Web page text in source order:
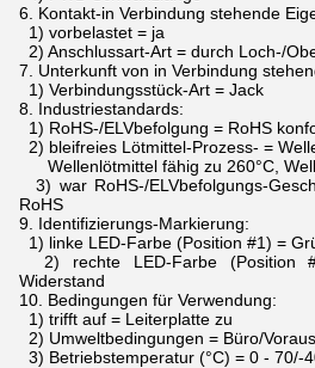
6. Kontakt-in Verbindung stehende
1) vorbelastet = ja
2) Anschlussart-Art = durch Loch-/
7. Unterkunft von in Verbindung
1) Verbindungsstück-Art = Jack
8. Industriestandards:
1) RoHS-/ELVbefolgung = RoHS
2) bleifreies Lötmittel-Prozess- =
Wellenlötmittel fähig zu 260°C,
3) war RoHS-/ELVbefolgungs-
RoHS
9. Identifizierungs-Markierung:
1) linke LED-Farbe (Position #1) =
2) rechte LED-Farbe (Position
Widerstand
10. Bedingungen für Verwendung:
1) trifft auf = Leiterplatte zu
2) Umweltbedingungen = Büro/
3) Betriebstemperatur (°C) = 0 - 70/-